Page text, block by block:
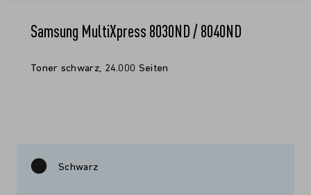
Samsung MultiXpress 8030ND / 8040ND
Toner schwarz, 24.000 Seiten
Schwarz